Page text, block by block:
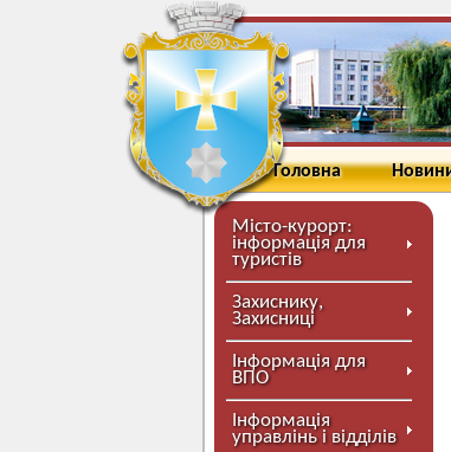
Головна
Місто-курорт:
інформація для
туристів
Захиснику,
Захисниці
Інформація для
ВПО
Інформація
управлінь і відділів